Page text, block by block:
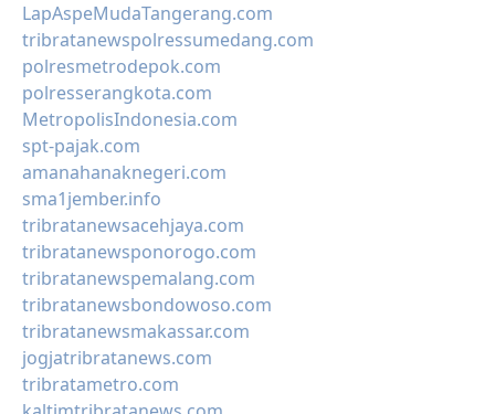
LapAspeMudaTangerang.com
tribratanewspolressumedang.com
polresmetrodepok.com
polresserangkota.com
MetropolisIndonesia.com
spt-pajak.com
amanahanaknegeri.com
sma1jember.info
tribratanewsacehjaya.com
tribratanewsponorogo.com
tribratanewspemalang.com
tribratanewsbondowoso.com
tribratanewsmakassar.com
jogjatribratanews.com
tribratametro.com